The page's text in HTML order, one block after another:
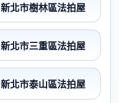
新北市樹林區法拍屋
新北市三重區法拍屋
新北市泰山區法拍屋